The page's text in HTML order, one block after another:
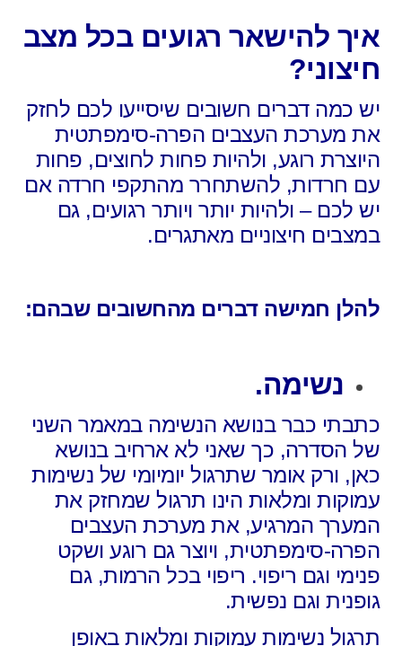
איך להישאר רגועים בכל מצב
חיצוני?
יש כמה דברים חשובים שיסייעו לכם לחזק
את מערכת העצבים הפרה-סימפתטית
היוצרת רוגע, ולהיות פחות לחוצים, פחות
עם חרדות, להשתחרר מהתקפי חרדה אם
יש לכם – ולהיות יותר ויותר רגועים,גם
במצבים חיצוניים מאתגרים.
להלן חמישה דברים מהחשובים שבהם:
נשימה.
כתבתי כבר בנושא הנשימה במאמר השני
של הסדרה, כך שאני לא ארחיב בנושא
כאן, ורק אומר שתרגול יומיומי של נשימות
עמוקות ומלאות הינו תרגול שמחזק את
המערך המרגיע, את מערכת העצבים
הפרה-סימפתטית, ויוצר גם רוגע ושקט
פנימי וגם ריפוי. ריפוי בכל הרמות, גם
גופנית וגם נפשית.
תרגול נשימות עמוקות ומלאות באופן